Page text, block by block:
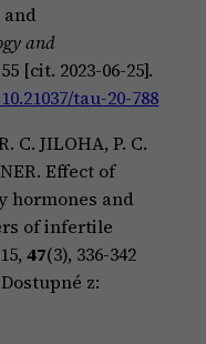
and
[cit. 2023-06-25].
tau-20-788
C. JILOHA, P. C.
Effect of
hormones and
of infertile
47(3), 336-342
Dostupné z: